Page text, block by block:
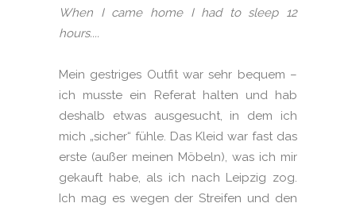
When I came home I had to sleep 12
hours....
Mein gestriges Outfit war sehr bequem –
ich musste ein Referat halten und hab
deshalb etwas ausgesucht, in dem ich
mich „sicher“ fühle. Das Kleid war fast das
erste (außer meinen Möbeln), was ich mir
gekauft habe, als ich nach Leipzig zog.
Ich mag es wegen der Streifen und den